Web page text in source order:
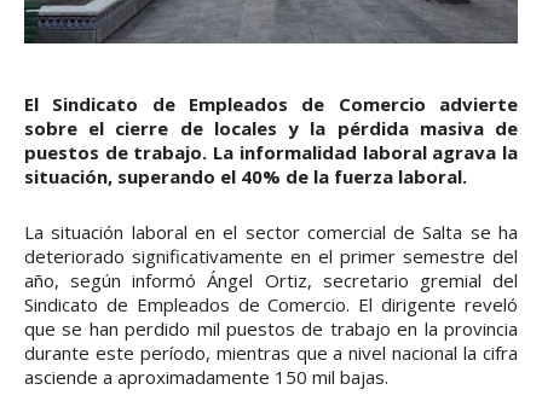
El Sindicato de Empleados de Comercio advierte
sobre el cierre de locales y la pérdida masiva de
puestos de trabajo. La informalidad laboral agrava la
situación, superando el 40% de la fuerza laboral.
La situación laboral en el sector comercial de Salta se ha
deteriorado significativamente en el primer semestre del
año, según informó Ángel Ortiz, secretario gremial del
Sindicato de Empleados de Comercio. El dirigente reveló
que se han perdido mil puestos de trabajo en la provincia
durante este período, mientras que a nivel nacional la cifra
asciende a aproximadamente 150 mil bajas.